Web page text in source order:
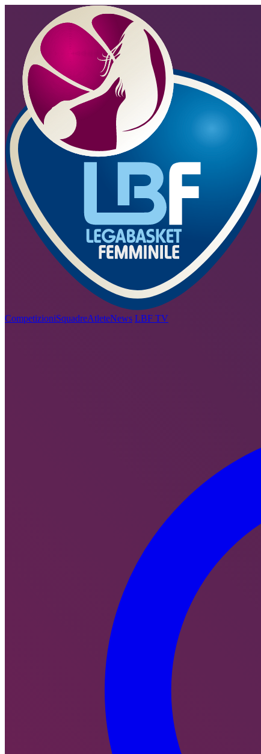
CompetizioniSquadreAtleteNews LBF TV